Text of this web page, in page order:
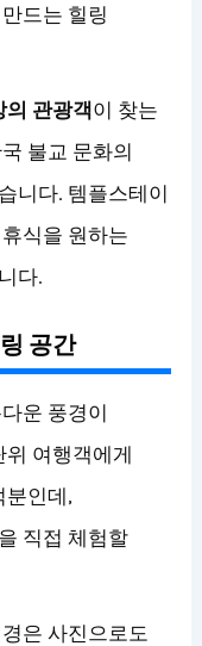
드는 힐링
의 관광객이 찾는
불교 문화의
니다. 템플스테이
식을 원하는
다.
공간
운 풍경이
위 여행객에게
분인데,
직접 체험할
은 사진으로도